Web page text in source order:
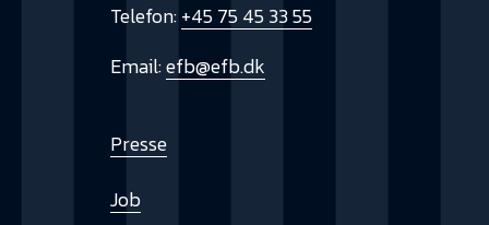
Telefon:+45 75 45 33 55
Email:efb@efb.dk
Presse
Job